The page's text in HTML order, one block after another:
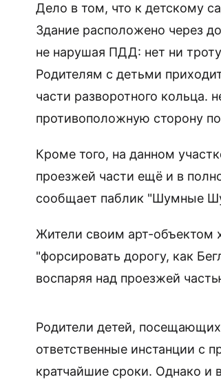
Дело в том, что к детскому
Здание расположено через
не нарушая ПДД: нет ни
Родителям с детьми
части разворотного кольца.
противоположную сторону
Кроме того, на данном
проезжей части ещё и в
сообщает паблик "Шумные
Жители своим арт-объектом
"форсировать дорогу, как
воспаряя над проезжей
Родители детей,
ответственные инстанции с
кратчайшие сроки. Однако и